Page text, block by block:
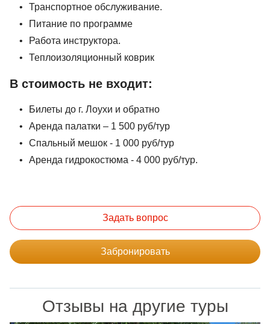
Транспортное обслуживание.
Питание по программе
Работа инструктора.
Теплоизоляционный коврик
В стоимость не входит:
Билеты до г. Лоухи и обратно
Аренда палатки – 1 500 руб/тур
Спальный мешок - 1 000 руб/тур
Аренда гидрокостюма - 4 000 руб/тур.
Задать вопрос
Забронировать
Отзывы на другие туры